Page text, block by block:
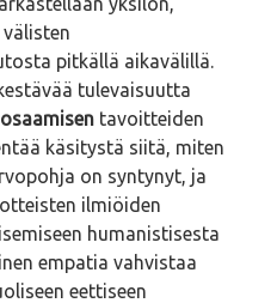
pitkällä aikavälillä.
tulevaisuutta
tavoitteiden
käsitystä siitä, miten
on syntynyt, ja
ilmiöiden
humanistisesta
empatia vahvistaa
eettiseen